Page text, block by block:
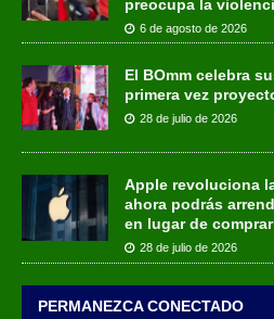
preocupa la
6 de agosto de 2026
El BOmm celebra
primera vez
28 de julio de 2026
Apple revoluciona
ahora podrás
en lugar de
28 de julio de 2026
PERMANEZCA CONECTADO